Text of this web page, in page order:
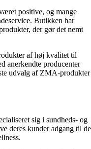
positive, og mange
Butikken har
der gør det nemt
af høj kvalitet til
anerkendte producenter
udvalg af ZMA-produkter
sig i sundheds- og
deres kunder adgang til de